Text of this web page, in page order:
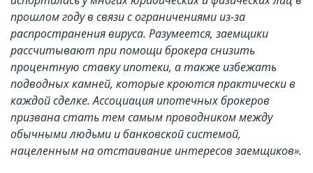
прошлом году в связи с ограничениями из-за
распространения вируса. Разумеется, заемщики
рассчитывают при помощи брокера снизить
процентную ставку ипотеки, а также избежать
подводных камней, которые кроются практически в
каждой сделке. Ассоциация ипотечных брокеров
призвана стать тем самым проводником между
обычными людьми и банковской системой,
нацеленным на отстаивание интересов заемщиков».